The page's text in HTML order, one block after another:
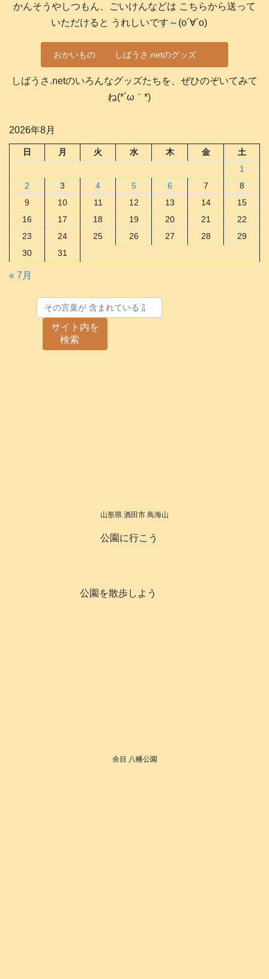
かんそうやしつもん、ごいけんなどは こちらから送って
いただけると うれしいです～(о´∀`о)
おかいもの しばうさ.netのグッズ
しばうさ.netのいろんなグッズたちを、ぜひのぞいてみて
ね(*´ω｀*)
2026年8月
日 月 火 水 木 金
土
1
2
3 4 5 6 7
8
9
10 11 12 13 14
15
16
17 18 19 20 21
22
23
24 25 26 27 28
29
30
31
« 7月
サイト内を
検索
山形県 酒田市 鳥海山
公園に行こう
公園を散歩しよう
余目 八幡公園